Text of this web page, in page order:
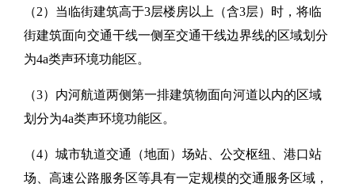
（2）当临街建筑高于3层楼房以上（含3层）时，将临
街建筑面向交通干线一侧至交通干线边界线的区域划分
为4a类声环境功能区。
（3）内河航道两侧第一排建筑物面向河道以内的区域
划分为4a类声环境功能区。
（4）城市轨道交通（地面）场站、公交枢纽、港口站
场、高速公路服务区等具有一定规模的交通服务区域，